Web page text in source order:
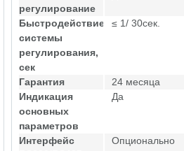
регулирование
Быстродействие
системы
регулирования,
сек
≤ 1/ 30сек.
Гарантия
24 месяца
Индикация
основных
параметров
Да
Интерфейс
Опционально